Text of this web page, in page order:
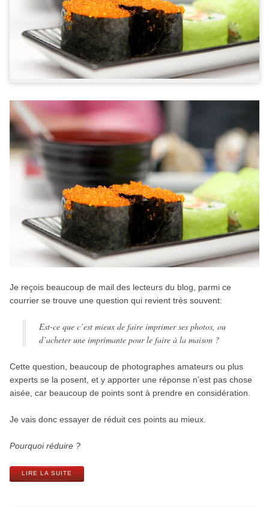
Je reçois beaucoup de mail des lecteurs du blog, parmi ce
courrier se trouve une question qui revient très souvent:
Est-ce que c’est mieux de faire imprimer ses photos, ou
d’acheter une imprimante pour le faire à la maison ?
Cette question, beaucoup de photographes amateurs ou plus
experts se la posent, et y apporter une réponse n’est pas chose
aisée, car beaucoup de points sont à prendre en considération.
Je vais donc essayer de réduit ces points au mieux.
Pourquoi réduire ?
LIRE LA SUITE